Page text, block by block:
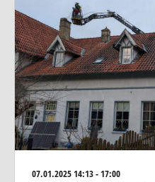
07.01.202514:13 - 17:00